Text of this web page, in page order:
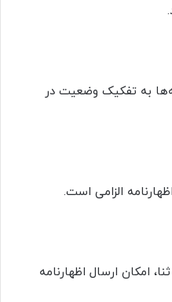
به تفکیک وضعیت در
الزامی است.
امکان ارسال اظهارنامه